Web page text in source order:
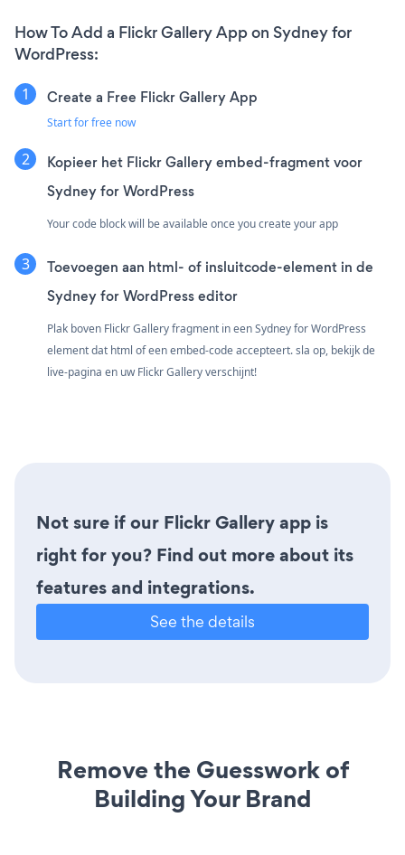
How To Add a Flickr Gallery App on Sydney for
WordPress:
Create a Free Flickr Gallery App
Start for free now
Kopieer het Flickr Gallery embed-fragment voor
Sydney for WordPress
Your code block will be available once you create your app
Toevoegen aan html- of insluitcode-element in de
Sydney for WordPress editor
Plak boven Flickr Gallery fragment in een Sydney for WordPress
element dat html of een embed-code accepteert. sla op, bekijk de
live-pagina en uw Flickr Gallery verschijnt!
Not sure if our Flickr Gallery app is
right for you? Find out more about its
features and integrations.
See the details
Remove the Guesswork of
Building Your Brand